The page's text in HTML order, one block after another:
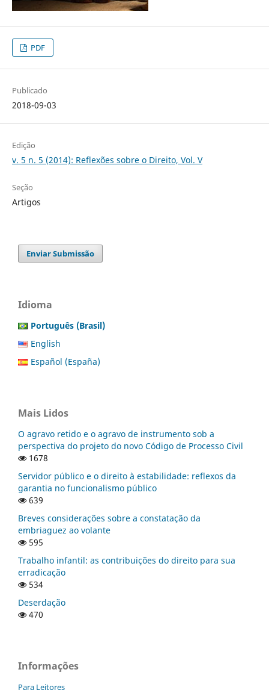
PDF
Publicado
2018-09-03
Edição
v. 5 n. 5 (2014): Reflexões sobre o Direito, Vol. V
Seção
Artigos
Enviar Submissão
Idioma
Português (Brasil)
English
Español (España)
Mais Lidos
O agravo retido e o agravo de instrumento sob a
perspectiva do projeto do novo Código de Processo Civil
1678
Servidor público e o direito à estabilidade: reflexos da
garantia no funcionalismo público
639
Breves considerações sobre a constatação da
embriaguez ao volante
595
Trabalho infantil: as contribuições do direito para sua
erradicação
534
Deserdação
470
Informações
Para Leitores